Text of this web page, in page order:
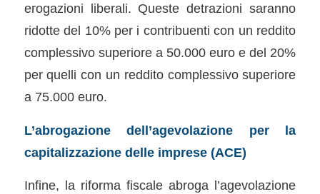
erogazioni liberali. Queste detrazioni saranno
ridotte del 10% per i contribuenti con un reddito
complessivo superiore a 50.000 euro e del 20%
per quelli con un reddito complessivo superiore
a 75.000 euro.
L’abrogazione dell’agevolazione per la
capitalizzazione delle imprese (ACE)
Infine, la riforma fiscale abroga l’agevolazione